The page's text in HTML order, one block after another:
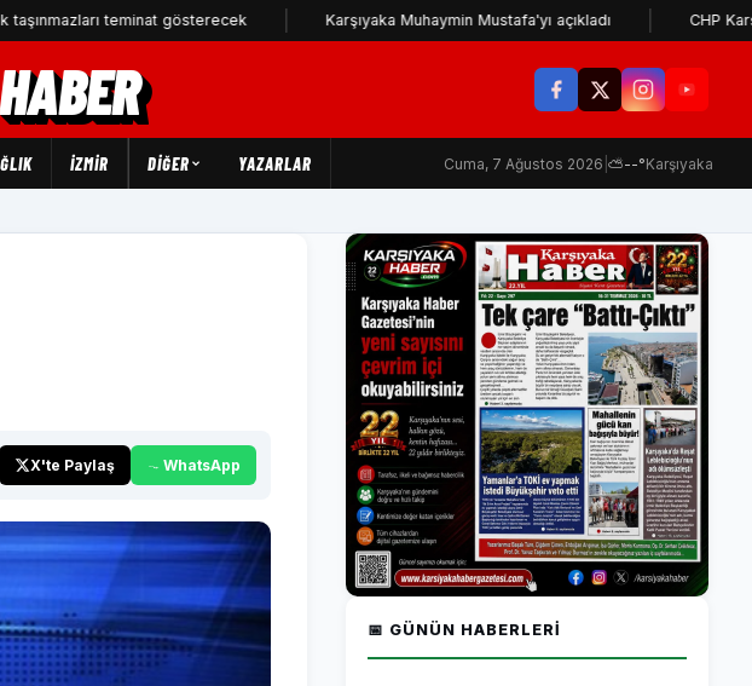
teminat gösterecek Karşıyaka Muhaymin Mustafa'yı açıkladı CHP Karşıyaka
İZMİR DIĞER YAZARLAR Cuma, 7 Ağustos 2026 ⛅--°Karşıyaka
X'te Paylaş WhatsApp
📅 GÜNÜN HABERLERI